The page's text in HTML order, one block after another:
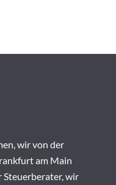
wir von der
am Main
Steuerberater, wir